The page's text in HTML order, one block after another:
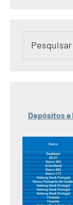
Depósitos a